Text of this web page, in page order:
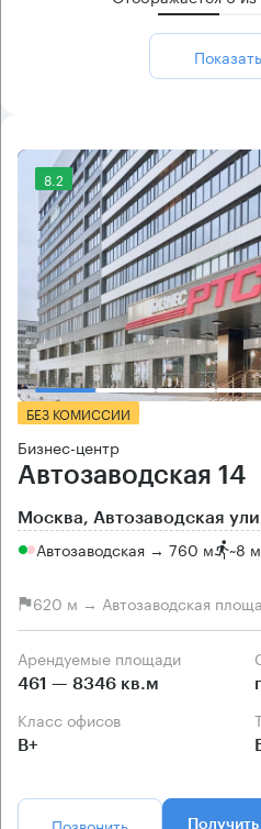
8.2
БЕЗ КОМИССИИ
Бизнес-центр
Автозаводская 14
Москва, Автозаводская
Автозаводская → 760 м ~8
620 м → Автозаводская
Арендуемые площади
461 — 8346 кв.м
Класс офисов
B+